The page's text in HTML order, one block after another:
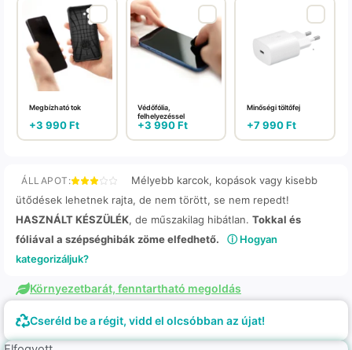
Megbízható tok
+3 990Ft
Védőfólia,
felhelyezéssel
+3 990Ft
Minőségi töltőfej
+7 990Ft
ÁLLAPOT:
Mélyebb karcok, kopások vagy kisebb
ütődések lehetnek rajta, de nem törött, se nem repedt!
HASZNÁLT KÉSZÜLÉK, de műszakilag hibátlan. Tokkal és
fóliával a szépséghibák zöme elfedhető.
ⓘ Hogyan
kategorizáljuk?
Környezetbarát, fenntartható megoldás
Cseréld be a régit, vidd el olcsóbban az újat!